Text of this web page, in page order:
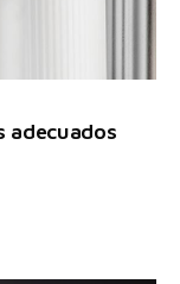
adecuados